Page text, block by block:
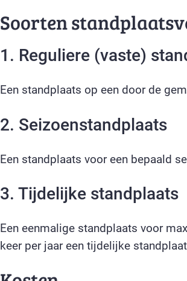
Soorten
1. Reguliere (vaste)
Een standplaats op een door de
2. Seizoenstandplaats
Een standplaats voor een bepaald
3. Tijdelijke standplaats
Een eenmalige standplaats voor
keer per jaar een tijdelijke